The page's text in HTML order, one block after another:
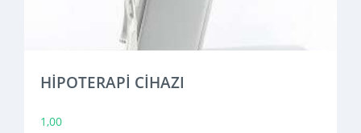
HİPOTERAPİ CİHAZI
1,00